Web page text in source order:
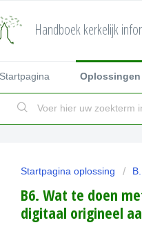
Handboek kerkelijk
Startpagina Oplossingen
Startpagina oplossing
B6. Wat te doen
digitaal origineel